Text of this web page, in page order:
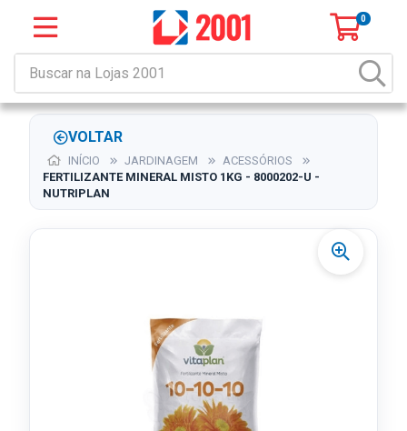
0
VOLTAR
INÍCIO JARDINAGEM
ACESSÓRIOS
FERTILIZANTE MINERAL MISTO 1KG - 8000202-U -
NUTRIPLAN